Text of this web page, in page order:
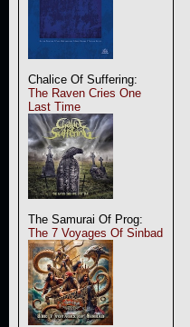
Chalice Of Suffering:
The Raven Cries One
Last Time
The Samurai Of Prog:
The 7 Voyages Of Sinbad